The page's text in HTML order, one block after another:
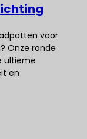
voor
Onze ronde
ultieme
en